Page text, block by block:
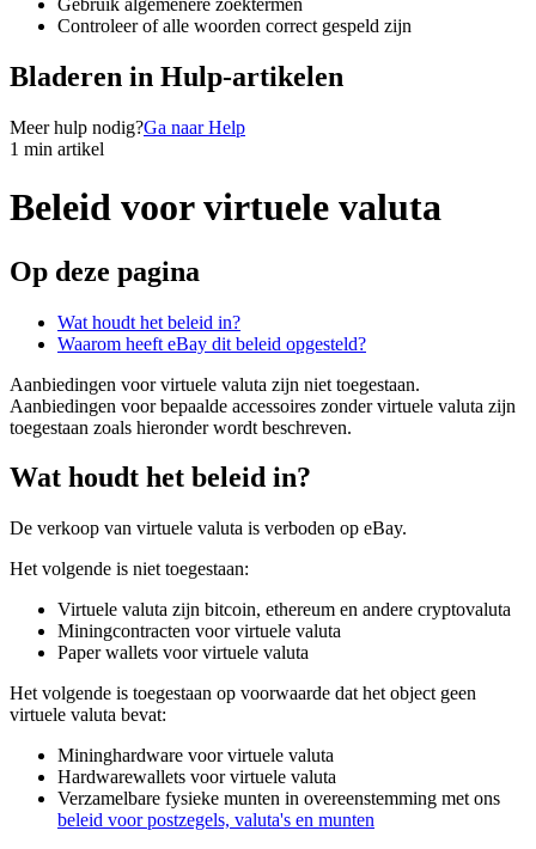
Gebruik algemenere zoektermen
Controleer of alle woorden correct gespeld zijn
Bladeren in Hulp-artikelen
Meer hulp nodig?Ga naar Help
1 min artikel
Beleid voor virtuele valuta
Op deze pagina
Wat houdt het beleid in?
Waarom heeft eBay dit beleid opgesteld?
Aanbiedingen voor virtuele valuta zijn niet toegestaan.
Aanbiedingen voor bepaalde accessoires zonder virtuele valuta zijn
toegestaan zoals hieronder wordt beschreven.
Wat houdt het beleid in?
De verkoop van virtuele valuta is verboden op eBay.
Het volgende is niet toegestaan:
Virtuele valuta zijn bitcoin, ethereum en andere cryptovaluta
Miningcontracten voor virtuele valuta
Paper wallets voor virtuele valuta
Het volgende is toegestaan op voorwaarde dat het object geen
virtuele valuta bevat:
Mininghardware voor virtuele valuta
Hardwarewallets voor virtuele valuta
Verzamelbare fysieke munten in overeenstemming met ons
beleid voor postzegels, valuta's en munten